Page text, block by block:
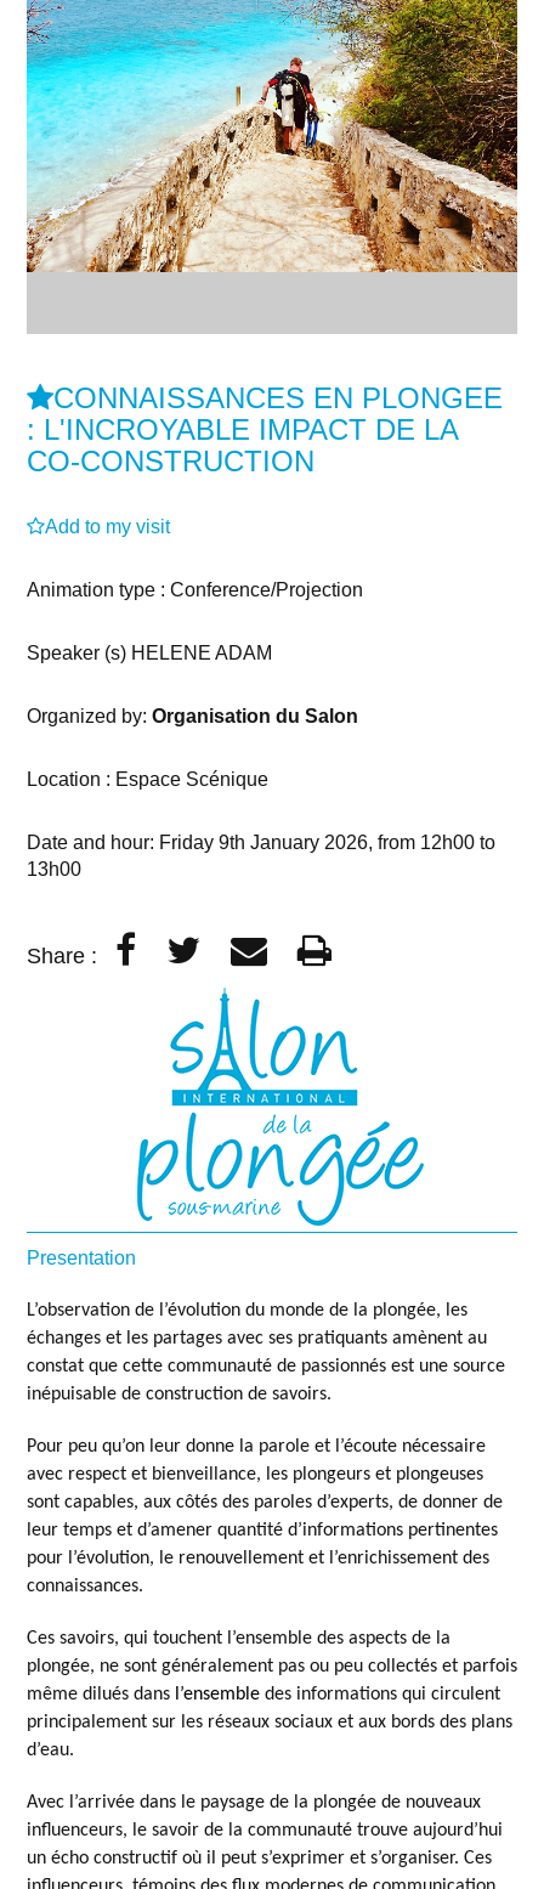
CONNAISSANCES EN PLONGEE
: L'INCROYABLE IMPACT DE LA
CO-CONSTRUCTION
Add to my visit
Animation type : Conference/Projection
Speaker (s) HELENE ADAM
Organized by: Organisation du Salon
Location : Espace Scénique
Date and hour: Friday 9th January 2026, from 12h00 to
13h00
Share :
Presentation
L’observation de l’évolution du monde de la plongée, les
échanges et les partages avec ses pratiquants amènent au
constat que cette communauté de passionnés est une source
inépuisable de construction de savoirs.
Pour peu qu’on leur donne la parole et l’écoute nécessaire
avec respect et bienveillance, les plongeurs et plongeuses
sont capables, aux côtés des paroles d’experts, de donner de
leur temps et d’amener quantité d’informations pertinentes
pour l’évolution, le renouvellement et l’enrichissement des
connaissances.
Ces savoirs, qui touchent l’ensemble des aspects de la
plongée, ne sont généralement pas ou peu collectés et parfois
même dilués dans l’ensemble des informations qui circulent
principalement sur les réseaux sociaux et aux bords des plans
d’eau.
Avec l’arrivée dans le paysage de la plongée de nouveaux
influenceurs, le savoir de la communauté trouve aujourd’hui
un écho constructif où il peut s’exprimer et s’organiser. Ces